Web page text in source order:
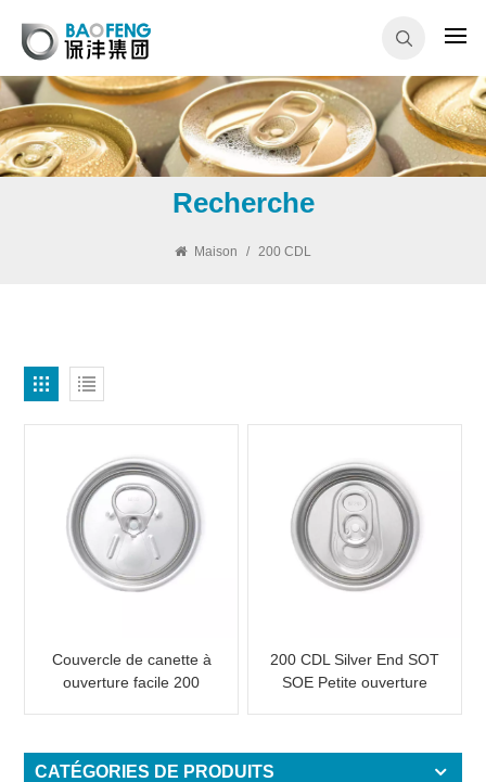
Recherche
Maison / 200 CDL
Couvercle de canette à
ouverture facile 200
200 CDL Silver End SOT
SOE Petite ouverture
CATÉGORIES DE PRODUITS